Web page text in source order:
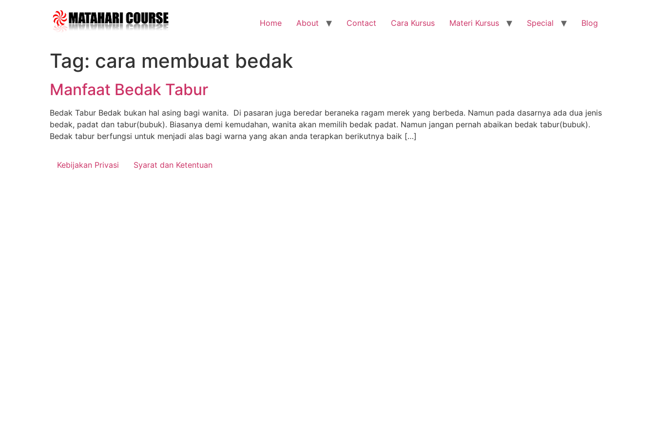
Home About Contact Cara Kursus Materi Kursus Special Blog
Tag: cara membuat bedak
Manfaat Bedak Tabur
Bedak Tabur Bedak bukan hal asing bagi wanita. Di pasaran juga beredar beraneka ragam merek yang berbeda. Namun pada dasarnya ada dua jenis
bedak, padat dan tabur(bubuk). Biasanya demi kemudahan, wanita akan memilih bedak padat. Namun jangan pernah abaikan bedak tabur(bubuk).
Bedak tabur berfungsi untuk menjadi alas bagi warna yang akan anda terapkan berikutnya baik […]
Kebijakan Privasi Syarat dan Ketentuan